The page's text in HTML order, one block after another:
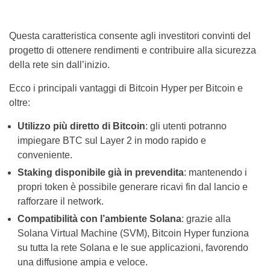
Questa caratteristica consente agli investitori convinti del
progetto di ottenere rendimenti e contribuire alla sicurezza
della rete sin dall’inizio.
Ecco i principali vantaggi di Bitcoin Hyper per Bitcoin e
oltre:
Utilizzo più diretto di Bitcoin: gli utenti potranno
impiegare BTC sul Layer 2 in modo rapido e
conveniente.
Staking disponibile già in prevendita: mantenendo i
propri token è possibile generare ricavi fin dal lancio e
rafforzare il network.
Compatibilità con l’ambiente Solana: grazie alla
Solana Virtual Machine (SVM), Bitcoin Hyper funziona
su tutta la rete Solana e le sue applicazioni, favorendo
una diffusione ampia e veloce.